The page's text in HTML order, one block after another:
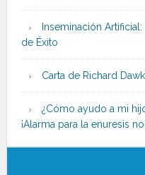
Inseminación
de Éxito
Carta de Richard
¿Cómo ayudo a mi
¡Alarma para la enuresis